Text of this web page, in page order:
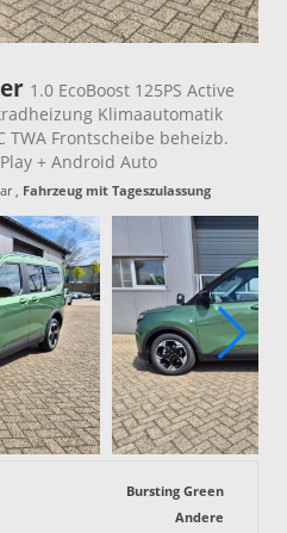
1.0 EcoBoost 125PS Active
Klimaautomatik
TWA Frontscheibe beheizb.
+ Android Auto
, Fahrzeug mit Tageszulassung
Bursting Green
Andere